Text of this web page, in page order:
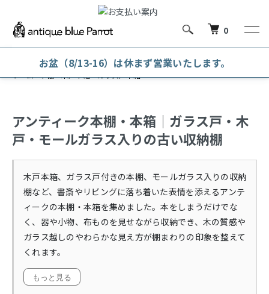
0
お盆（8/13-16）は休まず営業いたします。
ホーム 本棚・木戸本箱・ガラス戸本箱
アンティーク本棚・本箱｜ガラス戸・木
戸・モールガラス入りの古い収納棚
木戸本箱、ガラス戸付きの本棚、モールガラス入りの収納
棚など、書斎やリビングに落ち着いた表情を添えるアンテ
ィークの本棚・本箱を集めました。本をしまうだけでな
く、器や小物、布ものを見せながら収納でき、木の質感や
ガラス越しのやわらかな見え方が棚まわりの印象を整えて
くれます。
もっと見る